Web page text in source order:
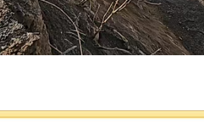
蚀性、抗压强度和稳定性，成为理想的灌溉